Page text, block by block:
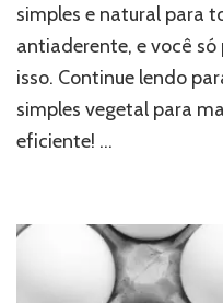
simples e natural para
antiaderente, e você
isso. Continue lendo
simples vegetal para
eficiente! …